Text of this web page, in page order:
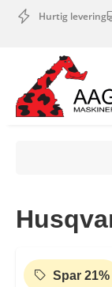
Hurtig levering
Maskinudlejning
Have- og
Sikkerhed og
Outlet
Tips og tricks
4.4 Google
4.7 Trustpilot
Spar 21%